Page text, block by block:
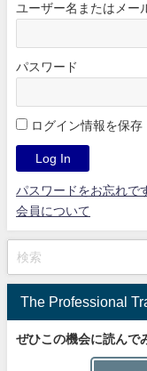
ユーザー名またはメー
パスワード
ログイン情報を保存
パスワードをお忘れで
会員について
The Professional
ぜひこの機会に読んで